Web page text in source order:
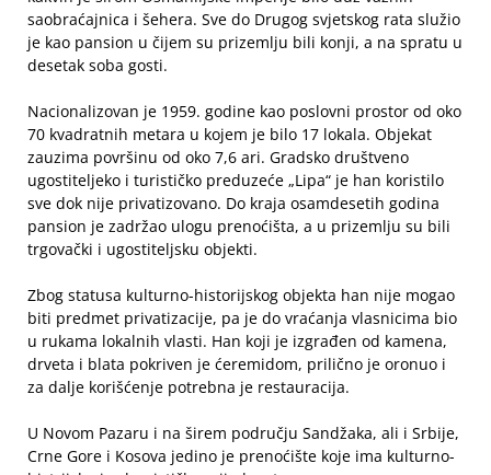
saobraćajnica i šehera. Sve do Drugog svjetskog rata služio
je kao pansion u čijem su prizemlju bili konji, a na spratu u
desetak soba gosti.
Nacionalizovan je 1959. godine kao poslovni prostor od oko
70 kvadratnih metara u kojem je bilo 17 lokala. Objekat
zauzima površinu od oko 7,6 ari. Gradsko društveno
ugostiteljeko i turističko preduzeće „Lipa“ je han koristilo
sve dok nije privatizovano. Do kraja osamdesetih godina
pansion je zadržao ulogu prenoćišta, a u prizemlju su bili
trgovački i ugostiteljsku objekti.
Zbog statusa kulturno-historijskog objekta han nije mogao
biti predmet privatizacije, pa je do vraćanja vlasnicima bio
u rukama lokalnih vlasti. Han koji je izgrađen od kamena,
drveta i blata pokriven je ćeremidom, prilično je oronuo i
za dalje korišćenje potrebna je restauracija.
U Novom Pazaru i na širem području Sandžaka, ali i Srbije,
Crne Gore i Kosova jedino je prenoćište koje ima kulturno-